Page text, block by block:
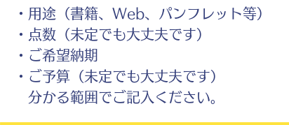
・用途（書籍、Web、パンフレット等）
・点数（未定でも大丈夫です）
・ご希望納期
・ご予算（未定でも大丈夫です）
分かる範囲でご記入ください。